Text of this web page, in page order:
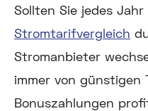
Sollten Sie jedes
Stromtarifvergleich
Stromanbieter
immer von günstigen
Bonuszahlungen